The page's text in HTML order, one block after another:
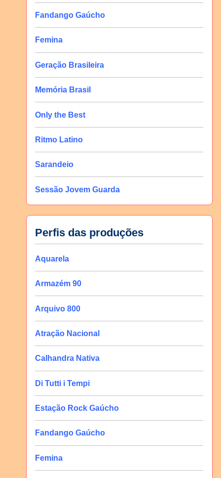
Fandango Gaúcho
Femina
Geração Brasileira
Memória Brasil
Only the Best
Ritmo Latino
Sarandeio
Sessão Jovem Guarda
Perfis das produções
Aquarela
Armazém 90
Arquivo 800
Atração Nacional
Calhandra Nativa
Di Tutti i Tempi
Estação Rock Gaúcho
Fandango Gaúcho
Femina